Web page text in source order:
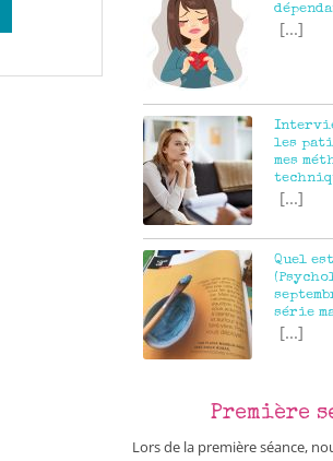
[...]
les
mes
[...]
Quel
série
[...]
Première
Lors de la première séance,